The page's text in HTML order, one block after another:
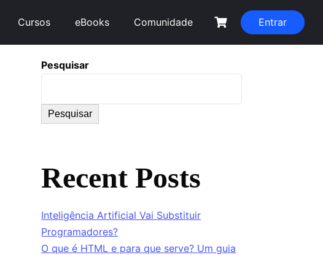
Cursos eBooks Comunidade Entrar
Pesquisar
Pesquisar
Recent Posts
Inteligência Artificial Vai Substituir
Programadores?
O que é HTML e para que serve? Um guia